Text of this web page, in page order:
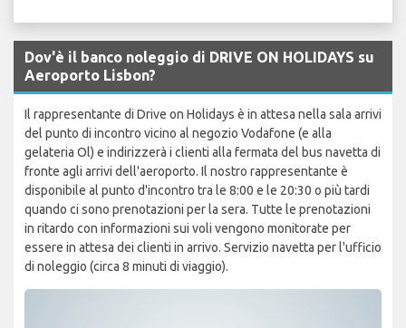
Dov'è il banco noleggio di DRIVE ON HOLIDAYS su
Aeroporto Lisbon?
Il rappresentante di Drive on Holidays è in attesa nella sala arrivi
del punto di incontro vicino al negozio Vodafone (e alla
gelateria Ol) e indirizzerà i clienti alla fermata del bus navetta di
fronte agli arrivi dell'aeroporto. Il nostro rappresentante è
disponibile al punto d'incontro tra le 8:00 e le 20:30 o più tardi
quando ci sono prenotazioni per la sera. Tutte le prenotazioni
in ritardo con informazioni sui voli vengono monitorate per
essere in attesa dei clienti in arrivo. Servizio navetta per l'ufficio
di noleggio (circa 8 minuti di viaggio).